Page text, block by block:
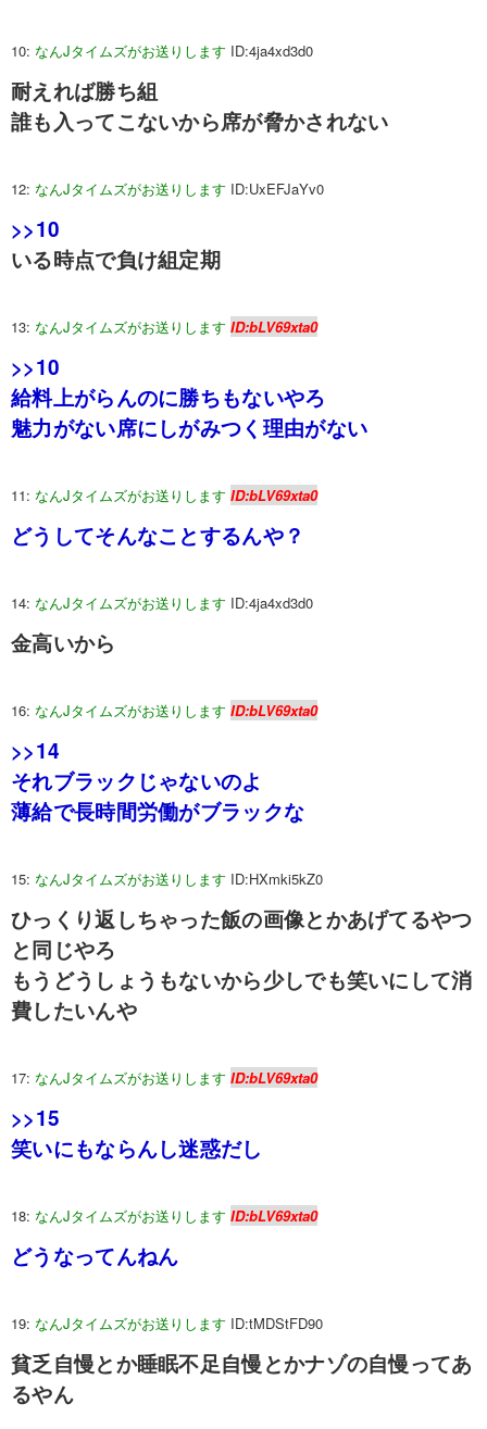
10: なんJタイムズがお送りします ID:4ja4xd3d0
耐えれば勝ち組
誰も入ってこないから席が脅かされない
12: なんJタイムズがお送りします ID:UxEFJaYv0
>>10
いる時点で負け組定期
13: なんJタイムズがお送りします ID:bLV69xta0
>>10
給料上がらんのに勝ちもないやろ
魅力がない席にしがみつく理由がない
11: なんJタイムズがお送りします ID:bLV69xta0
どうしてそんなことするんや？
14: なんJタイムズがお送りします ID:4ja4xd3d0
金高いから
16: なんJタイムズがお送りします ID:bLV69xta0
>>14
それブラックじゃないのよ
薄給で長時間労働がブラックな
15: なんJタイムズがお送りします ID:HXmki5kZ0
ひっくり返しちゃった飯の画像とかあげてるやつ
と同じやろ
もうどうしょうもないから少しでも笑いにして消
費したいんや
17: なんJタイムズがお送りします ID:bLV69xta0
>>15
笑いにもならんし迷惑だし
18: なんJタイムズがお送りします ID:bLV69xta0
どうなってんねん
19: なんJタイムズがお送りします ID:tMDStFD90
貧乏自慢とか睡眠不足自慢とかナゾの自慢ってあ
るやん